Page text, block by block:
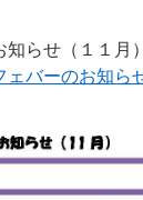
らせ（１１月
ェバーのお知ら